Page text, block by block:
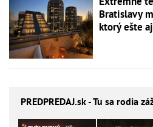
Bratislavy
ktorý ešte
PREDPREDAJ.sk - Tu sa rodia